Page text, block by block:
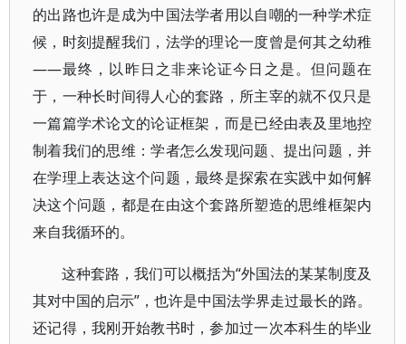
的出路也许是成为中国法学者用以自嘲的一种学术症
候，时刻提醒我们，法学的理论一度曾是何其之幼稚
——最终，以昨日之非来论证今日之是。但问题在
于，一种长时间得人心的套路，所主宰的就不仅只是
一篇篇学术论文的论证框架，而是已经由表及里地控
制着我们的思维：学者怎么发现问题、提出问题，并
在学理上表达这个问题，最终是探索在实践中如何解
决这个问题，都是在由这个套路所塑造的思维框架内
来自我循环的。
这种套路，我们可以概括为“外国法的某某制度及
其对中国的启示”，也许是中国法学界走过最长的路。
还记得，我刚开始教书时，参加过一次本科生的毕业